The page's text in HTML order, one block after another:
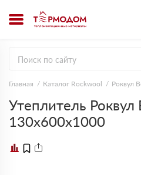
Главная Каталог Rockwool Роквул
Утеплитель Роквул
130х600х1000